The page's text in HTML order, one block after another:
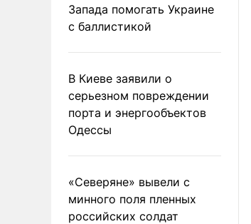
Запада помогать Украине
с баллистикой
В Киеве заявили о
серьезном повреждении
порта и энергообъектов
Одессы
«Северяне» вывели с
минного поля пленных
российских солдат